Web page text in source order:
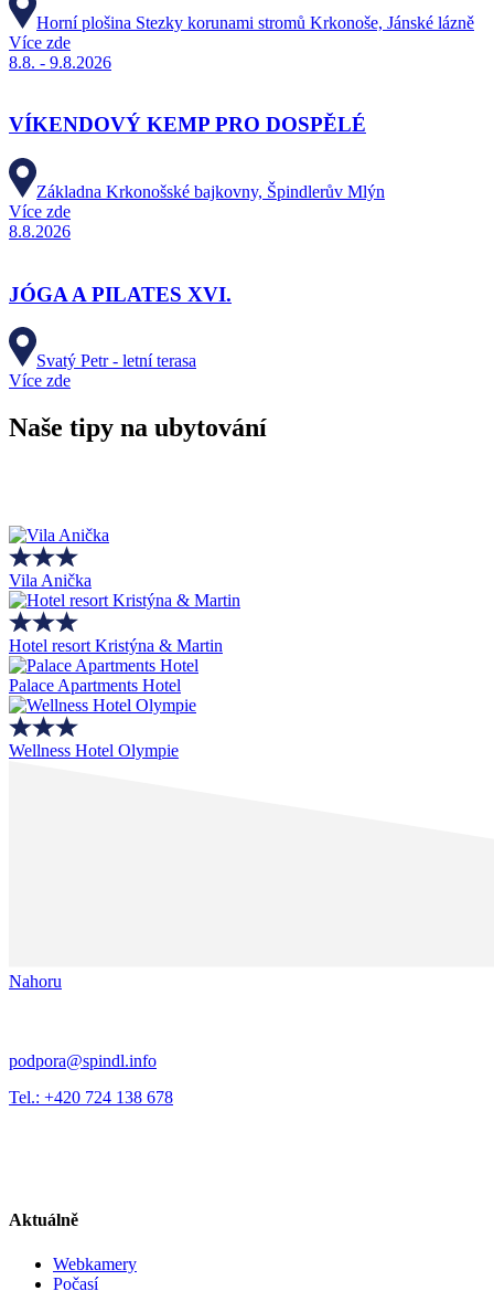
Horní plošina Stezky korunami stromů Krkonoše, Jánské lázně
Více zde
8.8. - 9.8.2026
VÍKENDOVÝ KEMP PRO DOSPĚLÉ
Základna Krkonošské bajkovny, Špindlerův Mlýn
Více zde
8.8.2026
JÓGA A PILATES XVI.
Svatý Petr - letní terasa
Více zde
Naše tipy na ubytování
Vila Anička
Hotel resort Kristýna & Martin
Palace Apartments Hotel
Wellness Hotel Olympie
Nahoru
podpora@spindl.info
Tel.: +420 724 138 678
Aktuálně
Webkamery
Počasí